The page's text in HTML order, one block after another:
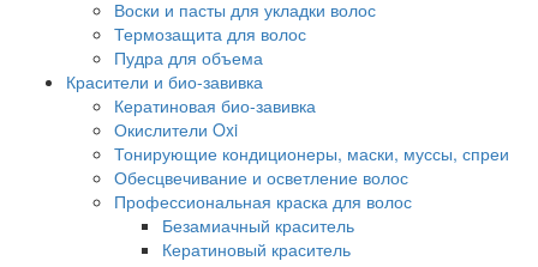
Воски и пасты для укладки волос
Термозащита для волос
Пудра для объема
Красители и био-завивка
Кератиновая био-завивка
Окислители Oxi
Тонирующие кондиционеры, маски, муссы, спреи
Обесцвечивание и осветление волос
Профессиональная краска для волос
Безамиачный краситель
Кератиновый краситель